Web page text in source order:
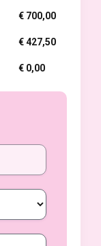
€ 700,00
€ 427,50
€ 0,00